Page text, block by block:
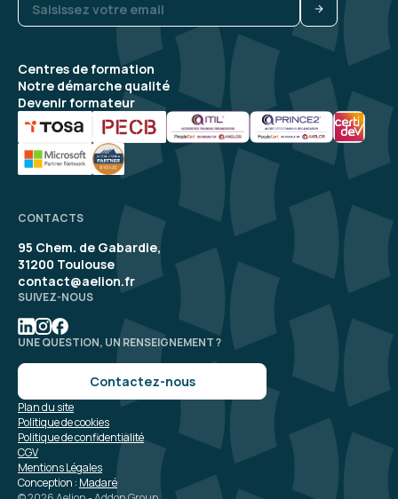
Centres de formation
Notre démarche qualité
Devenir formateur
CONTACTS
95 Chem. de Gabardie,
31200 Toulouse
contact@aelion.fr
SUIVEZ-NOUS
UNE QUESTION, UN RENSEIGNEMENT ?
Contactez-nous
Conception : Madaré
Mentions Légales
CGV
Politique de confidentialité
Politique de cookies
Plan du site